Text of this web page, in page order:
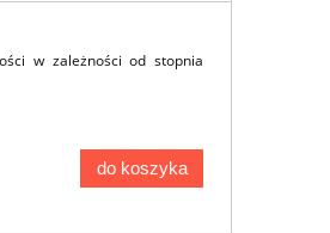
w zależności od stopnia
do koszyka